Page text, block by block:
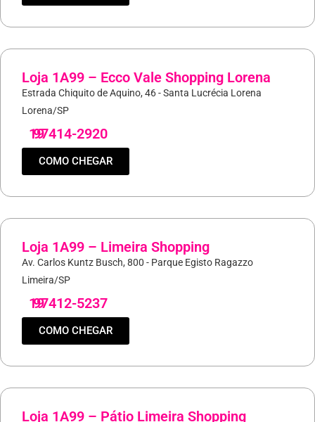
Loja 1A99 – Ecco Vale Shopping Lorena
Estrada Chiquito de Aquino, 46 - Santa Lucrécia Lorena
Lorena/SP
19
97414-2920
COMO CHEGAR
Loja 1A99 – Limeira Shopping
Av. Carlos Kuntz Busch, 800 - Parque Egisto Ragazzo
Limeira/SP
19
97412-5237
COMO CHEGAR
Loja 1A99 – Pátio Limeira Shopping